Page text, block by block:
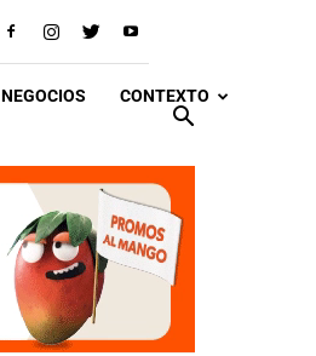
NEGOCIOS CONTEXTO